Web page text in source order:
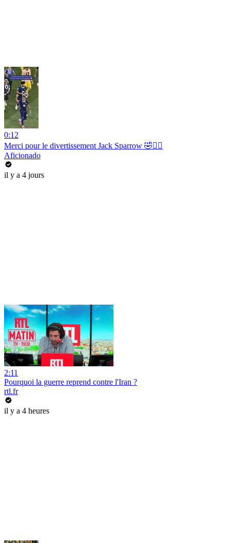
0:12
Merci pour le divertissement Jack Sparrow 🤣🏴‍☠️
Aficionado
il y a 4 jours
2:11
Pourquoi la guerre reprend contre l'Iran ?
rtl.fr
il y a 4 heures